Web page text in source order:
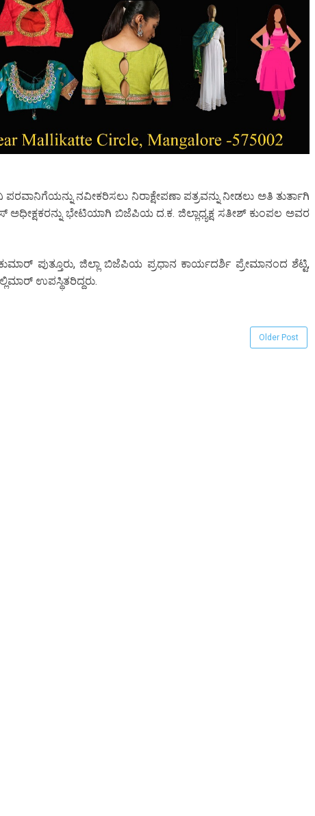
ನವೀಕರಿಸಲು ನಿರಾಕ್ಷೇಪಣಾ ಪತ್ರವನ್ನು ನೀಡಲು ಅತಿ ತುರ್ತಾಗಿ
ಭೇಟಿಯಾಗಿ ಬಿಜೆಪಿಯ ದ.ಕ. ಜಿಲ್ಲಾಧ್ಯಕ್ಷ ಸತೀಶ್ ಕುಂಪಲ ಅವರ
ಪುತ್ತೂರು, ಜಿಲ್ಲಾ ಬಿಜೆಪಿಯ ಪ್ರಧಾನ ಕಾರ್ಯದರ್ಶಿ ಪ್ರೇಮಾನಂದ ಶೆಟ್ಟಿ,
ಉಪಸ್ಥಿತರಿದ್ದರು.
Older Post